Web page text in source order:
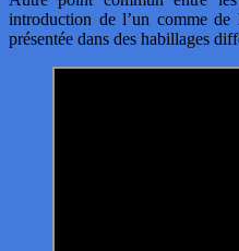
introduction de l’un comme de
présentée dans des habillages